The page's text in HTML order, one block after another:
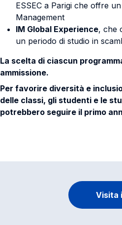
ESSEC a Parigi che offre
Management
IM Global Experience, che
un periodo di studio in
La scelta di ciascun
ammissione.
Per favorire diversità e
delle classi, gli studenti e le
potrebbero seguire il primo
Visita